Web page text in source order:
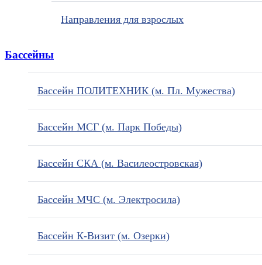
Направления для взрослых
Бассейны
Бассейн ПОЛИТЕХНИК (м. Пл. Мужества)
Бассейн МСГ (м. Парк Победы)
Бассейн СКА (м. Василеостровская)
Бассейн МЧС (м. Электросила)
Бассейн К-Визит (м. Озерки)